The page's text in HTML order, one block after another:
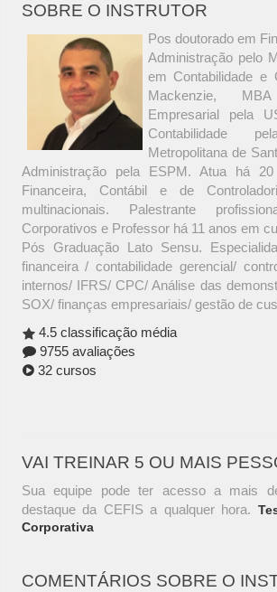
SOBRE O INSTRUTOR
Pos doutorado em
Administração pelo
em Contabilidade e
Mackenzie,
Empresarial pela
Contabilidade
Metropolitana de
Administração pela ESPM. Atua há
Financeira, Contábil e de
multinacionais. Palestrante
Corporativos e Professor há 11 anos em
Pós Graduação Lato Sensu.
financeira / contabilidade gerencial/
internos/ IFRS/ CPC/ Análise das
SOX/ finanças empresariais/ gestão de
4.5 classificação média
9755 avaliações
32 cursos
VAI TREINAR 5 OU MAIS
Sua equipe pode ter acesso a mais
destaque da CEFIS a qualquer hora.
Corporativa
COMENTÁRIOS SOBRE O